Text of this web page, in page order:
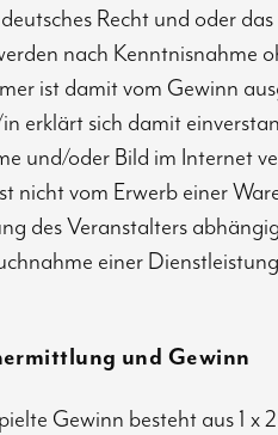
Recht und oder
nach Kenntnisnahme
ist damit vom Gewinn
erklärt sich damit
und/oder Bild im Internet
nicht vom Erwerb einer
des Veranstalters
einer
und Gewinn
Gewinn besteht aus 1 x